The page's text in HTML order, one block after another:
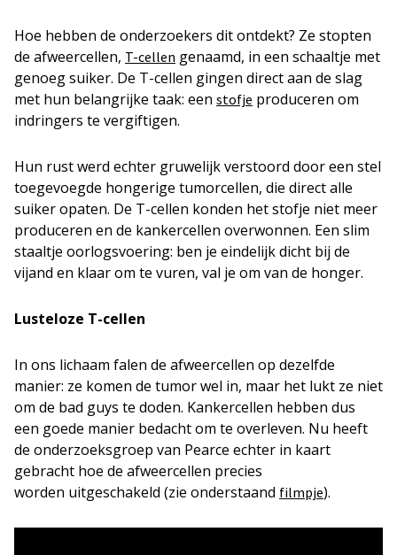
Hoe hebben de onderzoekers dit ontdekt? Ze stopten
de afweercellen, T-cellen genaamd, in een schaaltje met
genoeg suiker. De T-cellen gingen direct aan de slag
met hun belangrijke taak: een stofje produceren om
indringers te vergiftigen.
Hun rust werd echter gruwelijk verstoord door een stel
toegevoegde hongerige tumorcellen, die direct alle
suiker opaten. De T-cellen konden het stofje niet meer
produceren en de kankercellen overwonnen. Een slim
staaltje oorlogsvoering: ben je eindelijk dicht bij de
vijand en klaar om te vuren, val je om van de honger.
Lusteloze T-cellen
In ons lichaam falen de afweercellen op dezelfde
manier: ze komen de tumor wel in, maar het lukt ze niet
om de bad guys te doden. Kankercellen hebben dus
een goede manier bedacht om te overleven. Nu heeft
de onderzoeksgroep van Pearce echter in kaart
gebracht hoe de afweercellen precies
worden uitgeschakeld (zie onderstaand filmpje).